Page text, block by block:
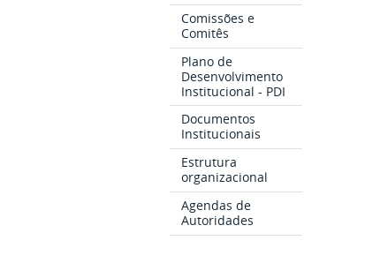
Comissões e
Comitês
Plano de
Desenvolvimento
Institucional - PDI
Documentos
Institucionais
Estrutura
organizacional
Agendas de
Autoridades